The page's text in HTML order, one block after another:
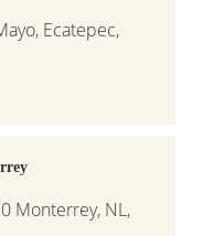
Ecatepec,
Monterrey, NL,